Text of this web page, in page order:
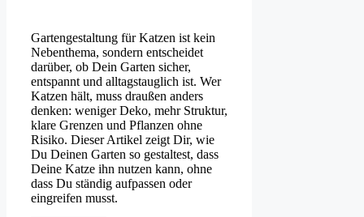
Gartengestaltung für Katzen ist kein
Nebenthema, sondern entscheidet
darüber, ob Dein Garten sicher,
entspannt und alltagstauglich ist. Wer
Katzen hält, muss draußen anders
denken: weniger Deko, mehr Struktur,
klare Grenzen und Pflanzen ohne
Risiko. Dieser Artikel zeigt Dir, wie
Du Deinen Garten so gestaltest, dass
Deine Katze ihn nutzen kann, ohne
dass Du ständig aufpassen oder
eingreifen musst.